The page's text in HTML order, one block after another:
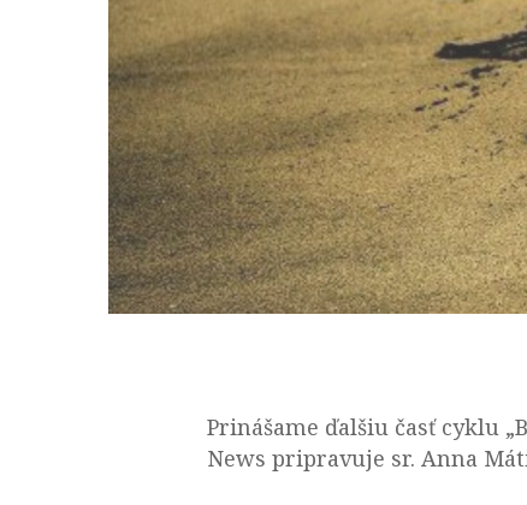
Prinášame ďalšiu časť cyklu
News pripravuje sr. Anna